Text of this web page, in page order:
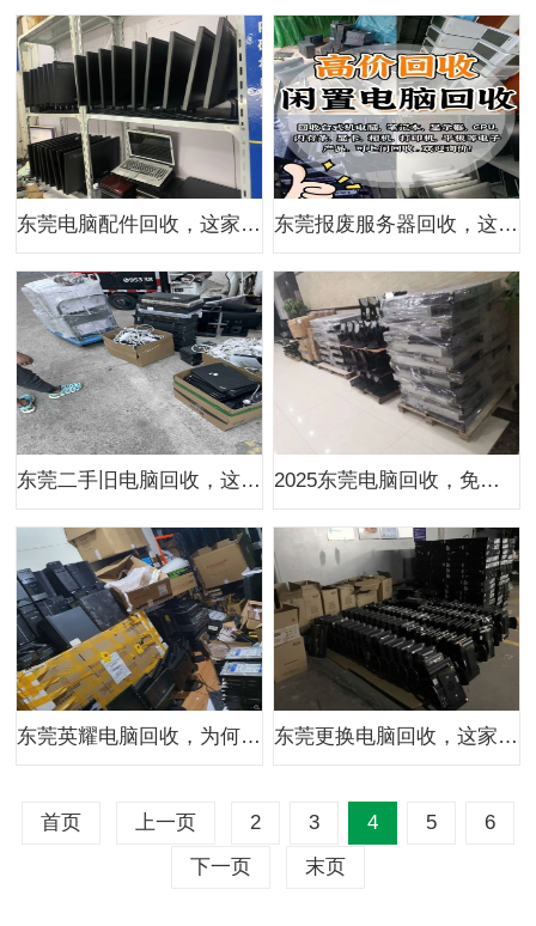
东莞电脑配件回收，这家公司业务精吗？ 东莞报废服务器回收，这家公司能力如何？
东莞二手旧电脑回收，这家公司渠道多吗？ 2025东莞电脑回收，免费上门有何猫腻？
东莞英耀电脑回收，为何诚信推荐？ 东莞更换电脑回收，这家公司有啥新招？
首页 上一页 2 3 4 5
6
下一页
末页